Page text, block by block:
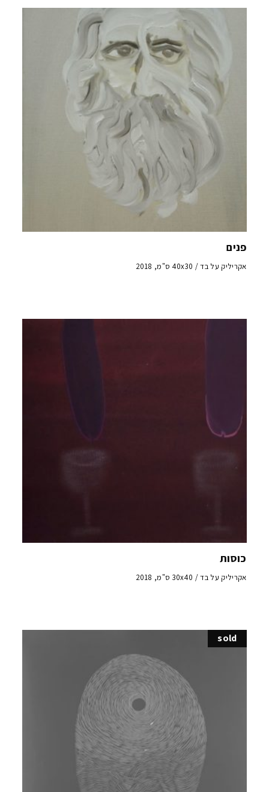
פנים
אקריליק על בד / 40x30 ס"מ, 2018
כוסות
אקריליק על בד / 30x40 ס"מ, 2018
sold